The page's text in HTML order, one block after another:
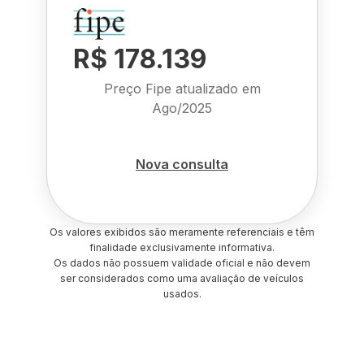
R$ 178.139
Preço Fipe atualizado em
Ago/2025
Nova consulta
Os valores exibidos são meramente referenciais e têm
finalidade exclusivamente informativa.
Os dados não possuem validade oficial e não devem
ser considerados como uma avaliação de veículos
usados.